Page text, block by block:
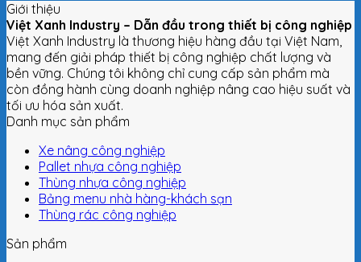
Giới thiệu
Việt Xanh Industry – Dẫn đầu trong thiết bị công nghiệp
Việt Xanh Industry là thương hiệu hàng đầu tại Việt Nam,
mang đến giải pháp thiết bị công nghiệp chất lượng và
bền vững. Chúng tôi không chỉ cung cấp sản phẩm mà
còn đồng hành cùng doanh nghiệp nâng cao hiệu suất và
tối ưu hóa sản xuất.
Danh mục sản phẩm
Xe nâng công nghiệp
Pallet nhựa công nghiệp
Thùng nhựa công nghiệp
Bảng menu nhà hàng-khách sạn
Thùng rác công nghiệp
Sản phẩm